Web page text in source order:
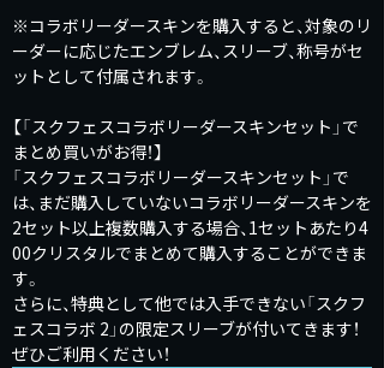
※コラボリーダースキンを購入すると、対象のリ
ーダーに応じたエンブレム、スリーブ、称号がセ
ットとして付属されます。
【「スクフェスコラボリーダースキンセット」で
まとめ買いがお得！】
「スクフェスコラボリーダースキンセット」で
は、まだ購入していないコラボリーダースキンを
2セット以上複数購入する場合、1セットあたり4
00クリスタルでまとめて購入することができま
す。
さらに、特典として他では入手できない「スクフ
ェスコラボ 2」の限定スリーブが付いてきます！
ぜひご利用ください！